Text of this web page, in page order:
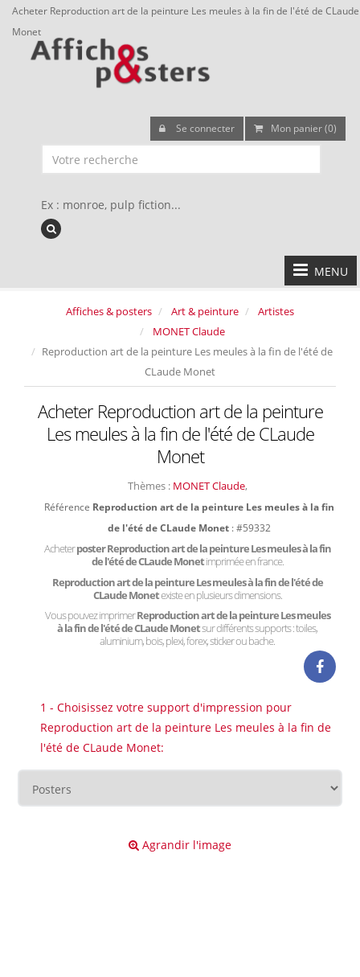
Acheter Reproduction art de la peinture Les meules à la fin de l'été de CLaude
Monet
Se connecter Mon panier (0)
Ex : monroe, pulp fiction...
MENU
Affiches & posters Art & peinture
Artistes
MONET Claude
Reproduction art de la peinture Les meules à la fin de l'été de
CLaude Monet
Acheter Reproduction art de la peinture
Les meules à la fin de l'été de CLaude
Monet
Thèmes : MONET Claude,
Référence Reproduction art de la peinture Les meules à la fin
de l'été de CLaude Monet : #59332
Acheterposter Reproduction art de la peinture Les meules à la fin
de l'été de CLaude Monetimprimée en france.
Reproduction art de la peinture Les meules à la fin de l'été de
CLaude Monetexiste en plusieurs dimensions.
Vous pouvez imprimerReproduction art de la peinture Les meules
à la fin de l'été de CLaude Monetsur différents supports : toiles,
aluminium, bois, plexi, forex, sticker ou bache.
1 - Choisissez votre support d'impression pour
Reproduction art de la peinture Les meules à la fin de
l'été de CLaude Monet:
Agrandir l'image